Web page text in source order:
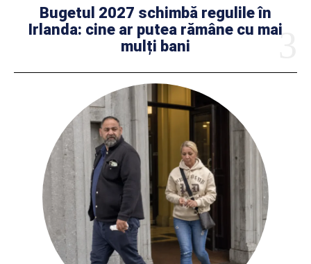
Bugetul 2027 schimbă regulile în
Irlanda: cine ar putea rămâne cu mai
mulți bani